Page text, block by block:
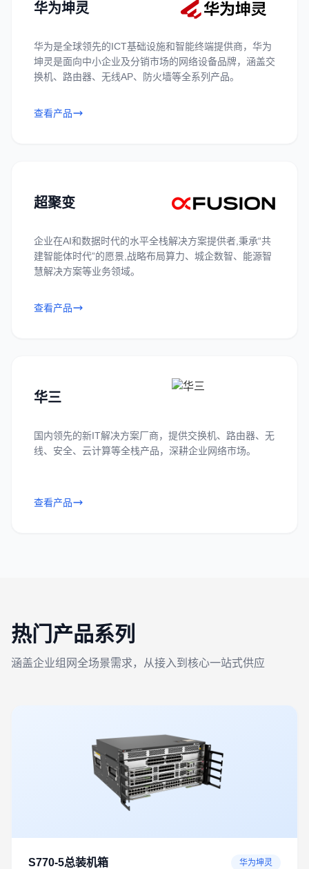
华为坤灵
华为是全球领先的ICT基础设施和智能终端提供商，华为
坤灵是面向中小企业及分销市场的网络设备品牌，涵盖交
换机、路由器、无线AP、防火墙等全系列产品。
查看产品
超聚变
企业在AI和数据时代的水平全栈解决方案提供者,秉承“共
建智能体时代”的愿景,战略布局算力、城企数智、能源智
慧解决方案等业务领域。
查看产品
华三
国内领先的新IT解决方案厂商，提供交换机、路由器、无
线、安全、云计算等全栈产品，深耕企业网络市场。
查看产品
热门产品系列
涵盖企业组网全场景需求，从接入到核心一站式供应
S770-5总装机箱 华为坤灵